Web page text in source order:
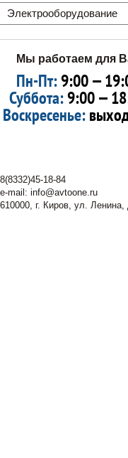
Электрооборудование
Мы работаем для
Пн-Пт:9:00 —
Суббота:9:00 —
Воскресенье:
8(8332)45-18-84
e-mail: info@avtoone.ru
610000, г. Киров, ул.